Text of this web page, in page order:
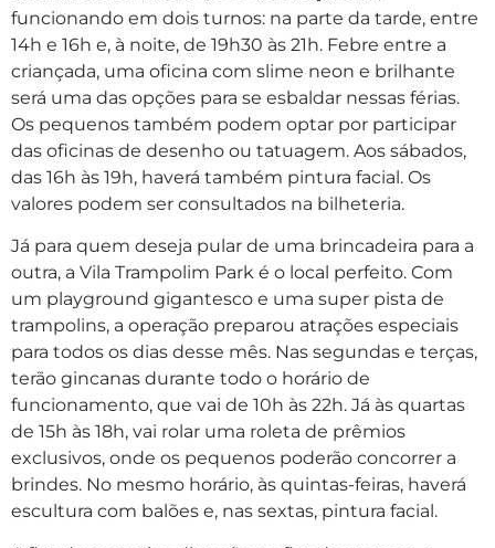
funcionando em dois turnos: na parte da tarde, entre
14h e 16h e, à noite, de 19h30 às 21h. Febre entre a
criançada, uma oficina com slime neon e brilhante
será uma das opções para se esbaldar nessas férias.
Os pequenos também podem optar por participar
das oficinas de desenho ou tatuagem. Aos sábados,
das 16h às 19h, haverá também pintura facial. Os
valores podem ser consultados na bilheteria.
Já para quem deseja pular de uma brincadeira para a
outra, a Vila Trampolim Park é o local perfeito. Com
um playground gigantesco e uma super pista de
trampolins, a operação preparou atrações especiais
para todos os dias desse mês. Nas segundas e terças,
terão gincanas durante todo o horário de
funcionamento, que vai de 10h às 22h. Já às quartas
de 15h às 18h, vai rolar uma roleta de prêmios
exclusivos, onde os pequenos poderão concorrer a
brindes. No mesmo horário, às quintas-feiras, haverá
escultura com balões e, nas sextas, pintura facial.